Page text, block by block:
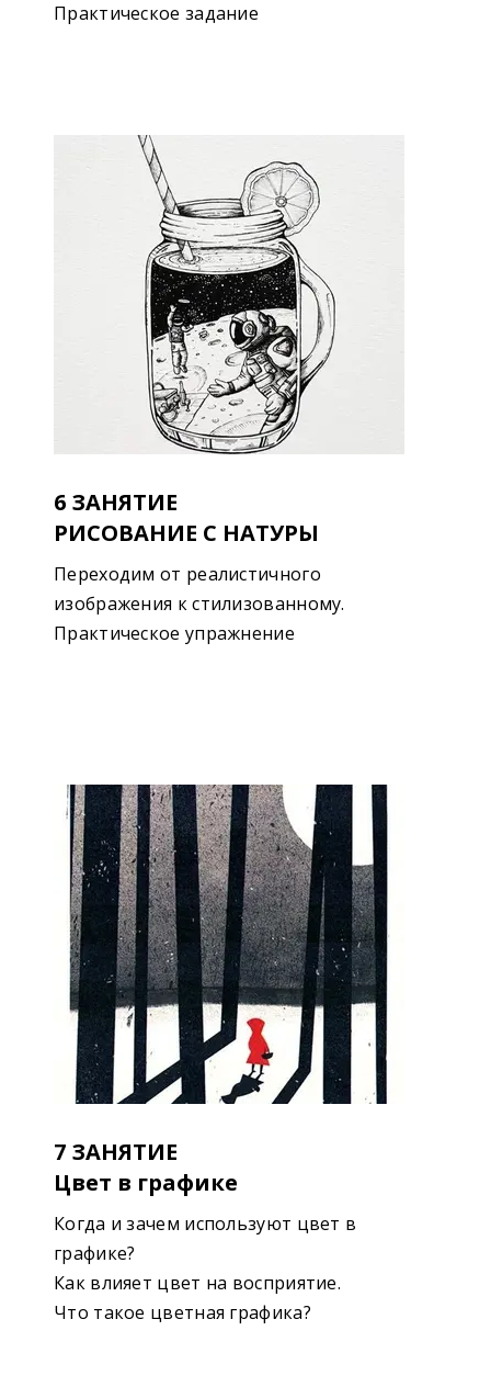
Практическое задание
6 ЗАНЯТИЕ
РИСОВАНИЕ С НАТУРЫ
Переходим от реалистичного
изображения к стилизованному.
Практическое упражнение
7 ЗАНЯТИЕ
Цвет в графике
Когда и зачем используют цвет в
графике?
Как влияет цвет на восприятие.
Что такое цветная графика?